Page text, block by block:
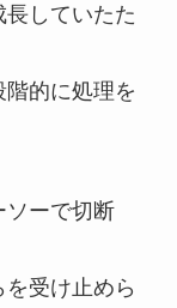
していたた
的に処理を
ソーで切断
受け止めら